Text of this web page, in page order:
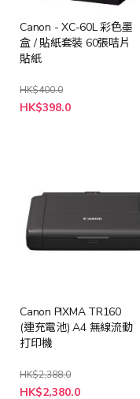
Canon - XC-60L 彩色墨
盒 / 貼紙套裝 60張咭片
貼紙
HK$400.0
特
殊
HK$398.0
Canon PIXMA TR160
(連充電池) A4 無線流動
打印機
HK$2,388.0
特
HK$2,380.0